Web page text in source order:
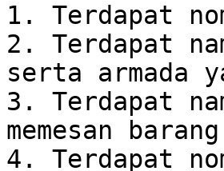
1. Terdapat
2. Terdapat
serta armada
3. Terdapat
memesan
4. Terdapat